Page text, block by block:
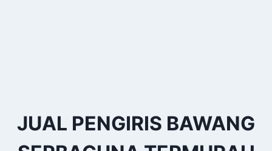
JUAL PENGIRIS BAWANG